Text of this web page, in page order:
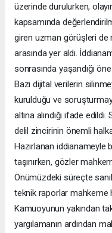
üzerinde durulurken,
kapsamında
giren uzman görüşleri de
arasında yer aldı.
sonrasında yaşandığı
Bazı dijital verilerin
kurulduğu ve
altına alındığı ifade
delil zincirinin önemli
Hazırlanan iddianameyle
taşınırken, gözler
Önümüzdeki süreçte
teknik raporlar mahkeme
Kamuoyunun yakından
yargılamanın ardından